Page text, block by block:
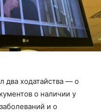
два ходатайства — о
о наличии у
и о